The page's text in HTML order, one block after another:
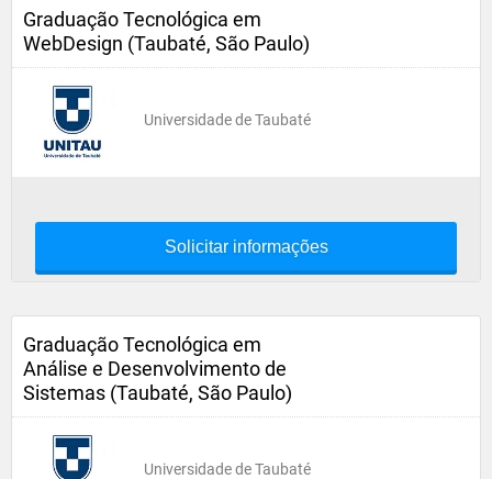
Graduação Tecnológica em
WebDesign (Taubaté, São Paulo)
Universidade de Taubaté
Solicitar informações
Graduação Tecnológica em
Análise e Desenvolvimento de
Sistemas (Taubaté, São Paulo)
Universidade de Taubaté